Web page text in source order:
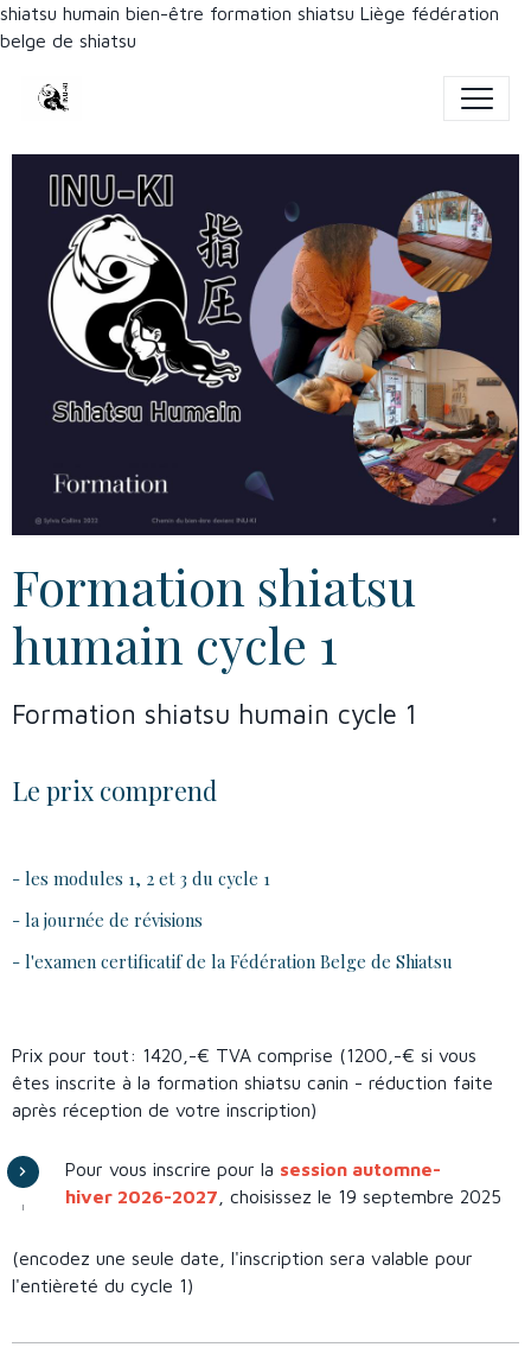
shiatsu humain bien-être formation shiatsu Liège fédération
belge de shiatsu
Formation shiatsu
humain cycle 1
Formation shiatsu humain cycle 1
Le prix comprend
- les modules 1, 2 et 3 du cycle 1
- la journée de révisions
- l'examen certificatif de la Fédération Belge de Shiatsu
Prix pour tout: 1420,-€ TVA comprise (1200,-€ si vous
êtes inscrite à la formation shiatsu canin - réduction faite
après réception de votre inscription)
Pour vous inscrire pour la session automne-
hiver 2026-2027 , choisissez le 19 septembre 2025
(encodez une seule date, l'inscription sera valable pour
l'entièreté du cycle 1)